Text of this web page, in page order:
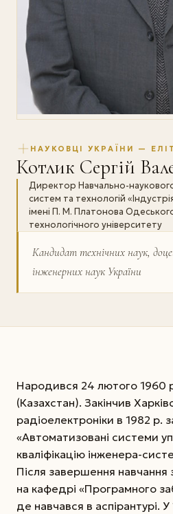
НАУКОВЦІ УКРАЇНИ —
Котлик Сергій
Директор Навчально-
систем та технологій
імені П. М. Платонова
технологічного університету
Кандидат технічних наук,
інженерних наук України
Народився 24 лютого 1960
(Казахстан). Закінчив
радіоелектроніки в 1982 р.
«Автоматизовані системи
кваліфікацію інженера-
Після завершення навчання
на кафедрі «Програмного
де навчався в аспірантурі.